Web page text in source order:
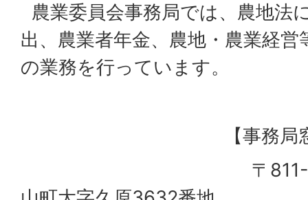
農業委員会事務局では、農地法
出、農業者年金、農地・農業経
の業務を行っています。
【事務局窓
〒811-2592 福